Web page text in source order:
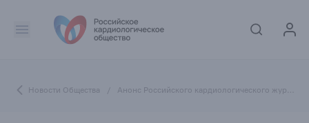
Новости Общества / Анонс Российского кардиологического журнала №2 (2019)